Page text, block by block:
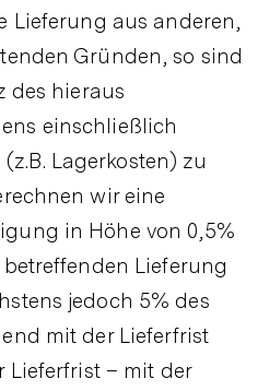
Lieferung aus anderen,
Gründen, so sind
des hieraus
einschließlich
Lagerkosten) zu
wir eine
in Höhe von 0,5%
Lieferung
jedoch 5% des
mit der Lieferfrist
Lieferfrist – mit der